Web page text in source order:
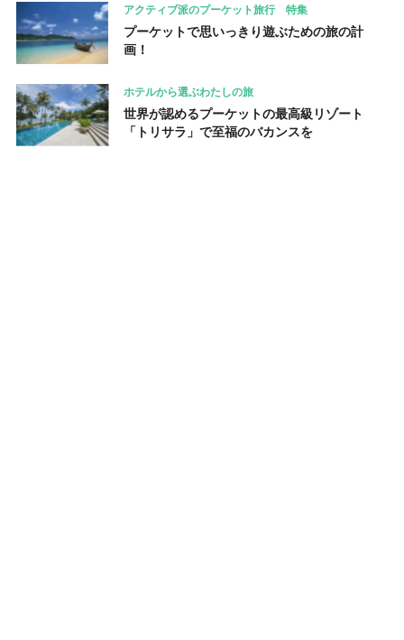
アクティブ派のプーケット旅行 特集
プーケットで思いっきり遊ぶための旅の計
画！
ホテルから選ぶわたしの旅
世界が認めるプーケットの最高級リゾート
「トリサラ」で至福のバカンスを